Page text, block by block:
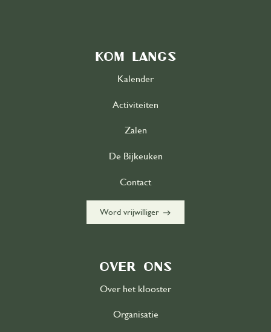
Kom langs
Kalender
Activiteiten
Zalen
De Bijkeuken
Contact
Word vrijwilliger east
Over ons
Over het klooster
Organisatie